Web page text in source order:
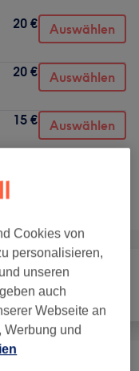
20 € Auswählen
20 € Auswählen
15 € Auswählen
Cookies von
personalisieren,
unseren
auch
Webseite an
Werbung und